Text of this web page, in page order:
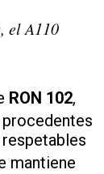
el A110
RON 102,
mantiene